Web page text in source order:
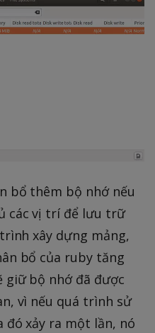
bổ thêm bộ nhớ nếu
các vị trí để lưu trữ
xây dựng mảng,
bổ của ruby tăng
giữ bộ nhớ đã được
vì nếu quá trình sử
xảy ra một lần, nó